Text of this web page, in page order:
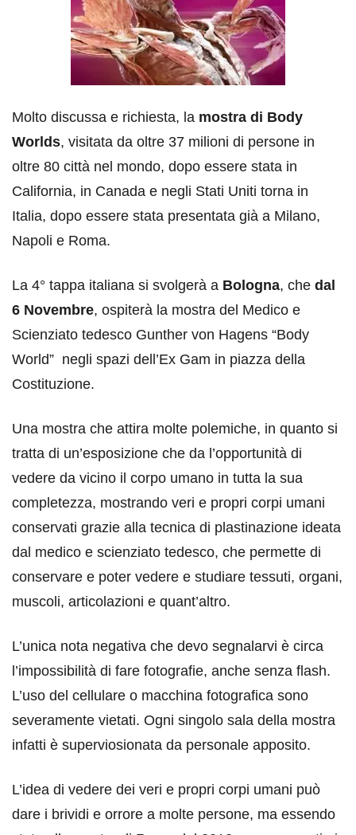
Molto discussa e richiesta, la mostra di Body
Worlds, visitata da oltre 37 milioni di persone in
oltre 80 città nel mondo, dopo essere stata in
California, in Canada e negli Stati Uniti torna in
Italia, dopo essere stata presentata già a Milano,
Napoli e Roma.
La 4° tappa italiana si svolgerà a Bologna, che dal
6 Novembre, ospiterà la mostra del Medico e
Scienziato tedesco Gunther von Hagens “Body
World” negli spazi dell’Ex Gam in piazza della
Costituzione.
Una mostra che attira molte polemiche, in quanto si
tratta di un’esposizione che da l’opportunità di
vedere da vicino il corpo umano in tutta la sua
completezza, mostrando veri e propri corpi umani
conservati grazie alla tecnica di plastinazione ideata
dal medico e scienziato tedesco, che permette di
conservare e poter vedere e studiare tessuti, organi,
muscoli, articolazioni e quant’altro.
L’unica nota negativa che devo segnalarvi è circa
l’impossibilità di fare fotografie, anche senza flash.
L’uso del cellulare o macchina fotografica sono
severamente vietati. Ogni singolo sala della mostra
infatti è superviosionata da personale apposito.
L’idea di vedere dei veri e propri corpi umani può
dare i brividi e orrore a molte persone, ma essendo